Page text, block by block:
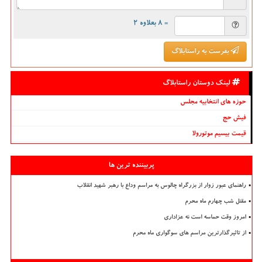
= ۸ بعلاوه ۲
بفرست به راستابلاگ
لینک دوستان راستابلاگ
حوزه های انتخابیه مجلس
فیش حج
قیمت بیسیم موتورولا
پربیننده ترین ها
راهنمای عبور زوار از بزرگراه چالوس به مراسم وداع با رهبر شهید انقلاب
مقتل شب چهارم ماه محرم
امروز وقت حماسه است نه عزاداری
از تاثیرگذارترین مراسم های سوگواری ماه محرم